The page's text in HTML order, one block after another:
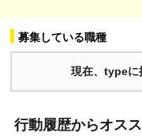
募集している職種
現在、typeに
行動履歴からオス